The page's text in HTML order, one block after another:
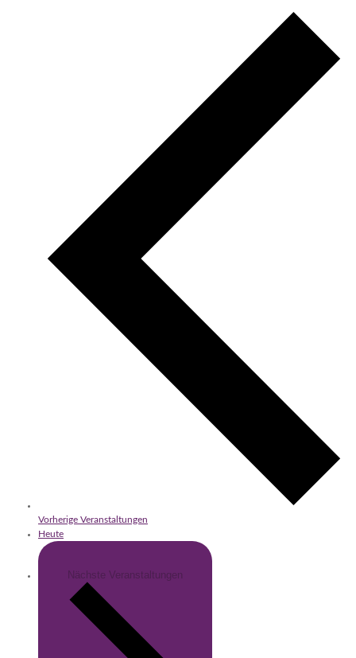
Vorherige Veranstaltungen
Heute
Nächste Veranstaltungen